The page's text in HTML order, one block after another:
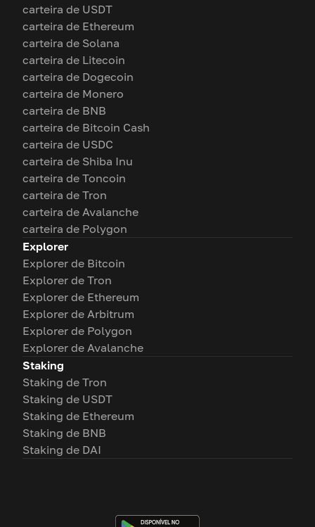
carteira de USDT
carteira de Ethereum
carteira de Solana
carteira de Litecoin
carteira de Dogecoin
carteira de Monero
carteira de BNB
carteira de Bitcoin Cash
carteira de USDC
carteira de Shiba Inu
carteira de Toncoin
carteira de Tron
carteira de Avalanche
carteira de Polygon
Explorer
Explorer de Bitcoin
Explorer de Tron
Explorer de Ethereum
Explorer de Arbitrum
Explorer de Polygon
Explorer de Avalanche
Staking
Staking de Tron
Staking de USDT
Staking de Ethereum
Staking de BNB
Staking de DAI